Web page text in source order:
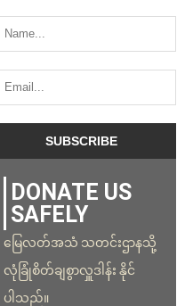
DONATE US
SAFELY
မြေလတ်အသံ သတင်းဌာနသို့
လုံခြုံစိတ်ချစွာလှူဒါန်း နိုင်
ပါသည်။